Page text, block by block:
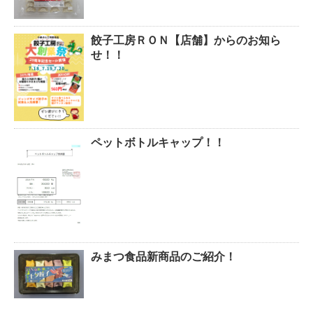
餃子工房ＲＯＮ【店舗】からのお知ら
せ！！
ペットボトルキャップ！！
みまつ食品新商品のご紹介！